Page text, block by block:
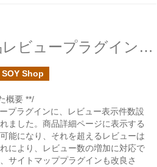
SOY Shopの商品レビュープラグインでレビュー用ページの機能を追加しました
SOY Shop
概要 **/
プラグインに、レビュー表示件数設
ました。商品詳細ページに表示する
能になり、それを超えるレビューは
により、レビュー数の増加に対応で
サイトマッププラグインも改良さ